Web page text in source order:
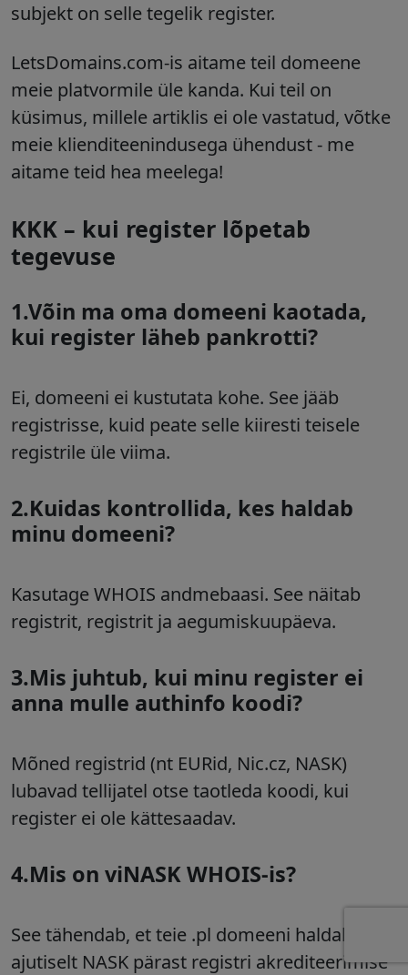
subjekt on selle tegelik register.
LetsDomains.com-is aitame teil domeene
meie platvormile üle kanda. Kui teil on
küsimus, millele artiklis ei ole vastatud, võtke
meie klienditeenindusega ühendust - me
aitame teid hea meelega!
KKK – kui register lõpetab
tegevuse
1.Võin ma oma domeeni kaotada,
kui register läheb pankrotti?
Ei, domeeni ei kustutata kohe. See jääb
registrisse, kuid peate selle kiiresti teisele
registrile üle viima.
2.Kuidas kontrollida, kes haldab
minu domeeni?
Kasutage WHOIS andmebaasi. See näitab
registrit, registrit ja aegumiskuupäeva.
3.Mis juhtub, kui minu register ei
anna mulle authinfo koodi?
Mõned registrid (nt EURid, Nic.cz, NASK)
lubavad tellijatel otse taotleda koodi, kui
register ei ole kättesaadav.
4.Mis on viNASK WHOIS-is?
See tähendab, et teie .pl domeeni haldab
ajutiselt NASK pärast registri akrediteerimise